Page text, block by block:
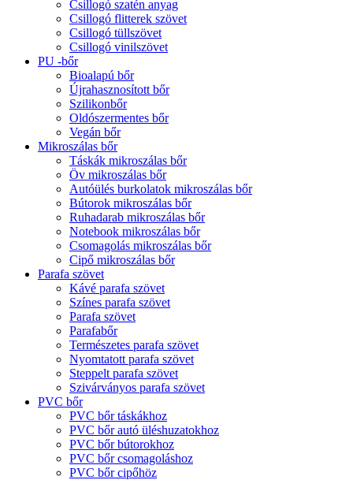
Csillogó szatén anyag
Csillogó flitterek szövet
Csillogó tüllszövet
Csillogó vinilszövet
PU -bőr
Bioalapú bőr
Újrahasznosított bőr
Szilikonbőr
Oldószermentes bőr
Vegán bőr
Mikroszálas bőr
Táskák mikroszálas bőr
Öv mikroszálas bőr
Autóülés burkolatok mikroszálas bőr
Bútorok mikroszálas bőr
Ruhadarab mikroszálas bőr
Notebook mikroszálas bőr
Csomagolás mikroszálas bőr
Cipő mikroszálas bőr
Parafa szövet
Kávé parafa szövet
Színes parafa szövet
Parafa szövet
Parafabőr
Természetes parafa szövet
Nyomtatott parafa szövet
Steppelt parafa szövet
Szivárványos parafa szövet
PVC bőr
PVC bőr táskákhoz
PVC bőr autó üléshuzatokhoz
PVC bőr bútorokhoz
PVC bőr csomagoláshoz
PVC bőr cipőhöz